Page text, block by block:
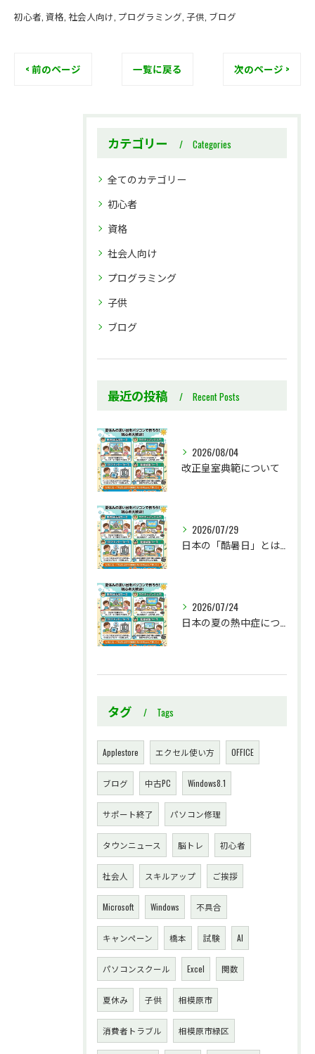
初心者 資格 社会人向け プログラミング 子供 ブログ
< 前のページ 一覧に戻る 次のページ >
カテゴリー Categories
全てのカテゴリー
初心者
資格
社会人向け
プログラミング
子供
ブログ
最近の投稿 Recent Posts
2026/08/04
改正皇室典範について
2026/07/29
2026/07/24
タグ Tags
Applestore エクセル使い方 OFFICE
ブログ 中古PC Windows8.1
サポート終了 パソコン修理
タウンニュース 脳トレ 初心者
社会人 スキルアップ ご挨拶
Microsoft Windows 不具合
キャンペーン 橋本 試験 AI
パソコンスクール Excel 関数
夏休み 子供 相模原市
消費者トラブル 相模原市緑区